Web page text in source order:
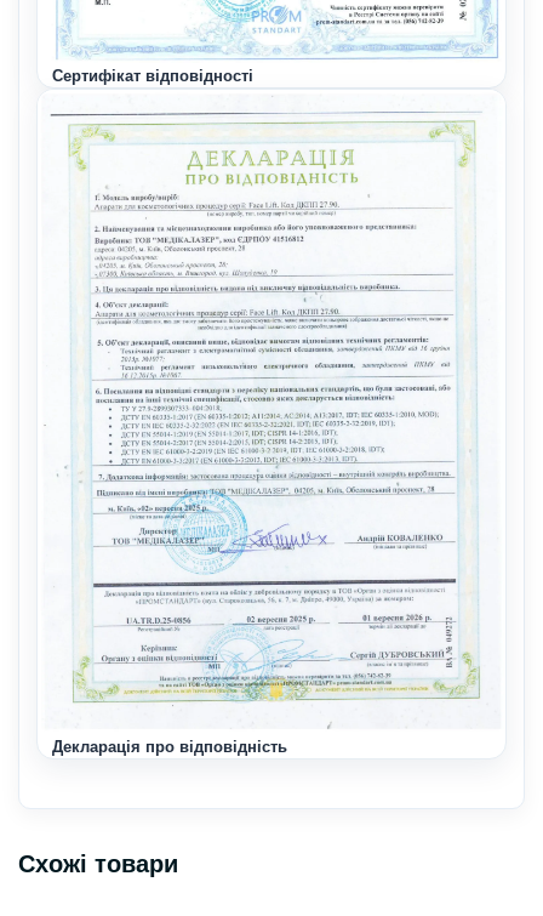
Сертифікат відповідності
Декларація про відповідність
Схожі товари